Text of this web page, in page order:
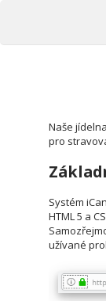
Naše
pro
Systém
HTML 5 a
užívané